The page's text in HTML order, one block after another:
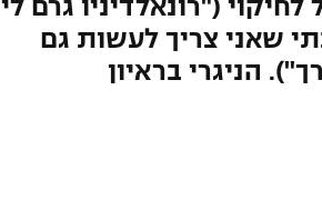
("רונאלדיניו גרם לי
שאני צריך לעשות גם
הניגרי בראיון